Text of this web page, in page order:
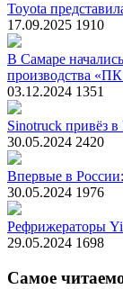
Toyota
17.09.2025 1910
В Самаре
производства
03.12.2024 1351
Sinotruck привёз
30.05.2024 2420
Впервые в
30.05.2024 1976
Рефрижераторы
29.05.2024 1698
Самое